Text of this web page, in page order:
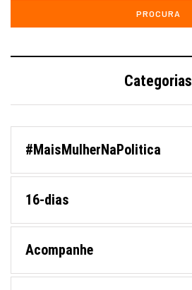
Categorias
#MaisMulherNaPolitica
16-dias
Acompanhe